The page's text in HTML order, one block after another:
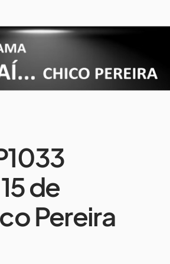
de
Pereira